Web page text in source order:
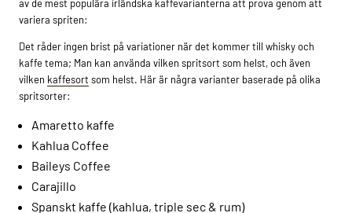
av de mest populära irländska kaffevarianterna att prova genom att
variera spriten:
Det råder ingen brist på variationer när det kommer till whisky och
kaffe tema; Man kan använda vilken spritsort som helst, och även
vilken kaffesort som helst. Här är några varianter baserade på olika
spritsorter:
Amaretto kaffe
Kahlua Coffee
Baileys Coffee
Carajillo
Spanskt kaffe (kahlua, triple sec & rum)